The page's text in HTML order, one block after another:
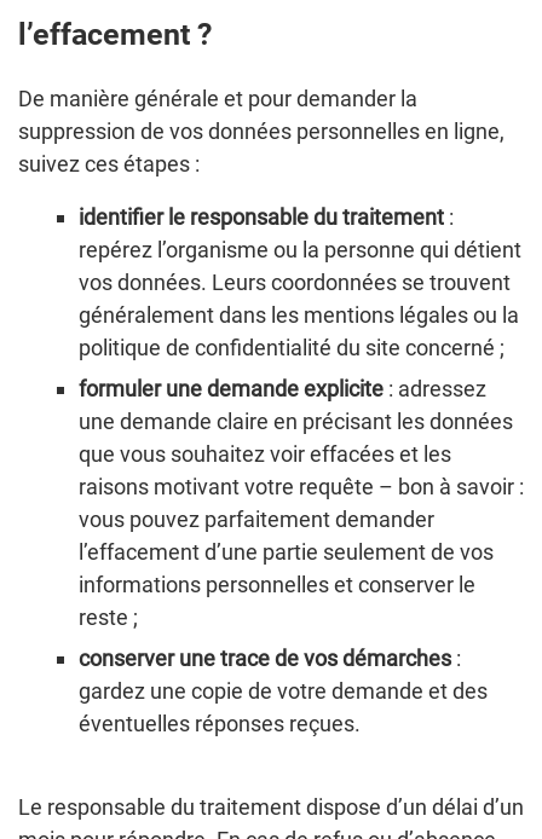
l’effacement ?
De manière générale et pour demander la
suppression de vos données personnelles en ligne,
suivez ces étapes :
identifier le responsable du traitement :
repérez l’organisme ou la personne qui détient
vos données. Leurs coordonnées se trouvent
généralement dans les mentions légales ou la
politique de confidentialité du site concerné ;
formuler une demande explicite : adressez
une demande claire en précisant les données
que vous souhaitez voir effacées et les
raisons motivant votre requête – bon à savoir :
vous pouvez parfaitement demander
l’effacement d’une partie seulement de vos
informations personnelles et conserver le
reste ;
conserver une trace de vos démarches :
gardez une copie de votre demande et des
éventuelles réponses reçues.
Le responsable du traitement dispose d’un délai d’un